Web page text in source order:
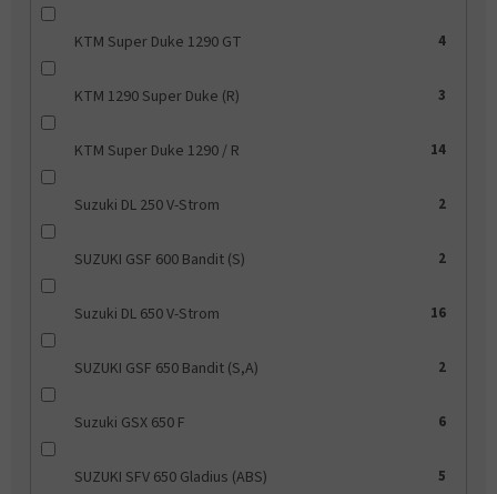
KTM Super Duke 1290 GT 4
KTM 1290 Super Duke (R) 3
KTM Super Duke 1290 / R 14
Suzuki DL 250 V-Strom 2
SUZUKI GSF 600 Bandit (S) 2
Suzuki DL 650 V-Strom 16
SUZUKI GSF 650 Bandit (S,A) 2
Suzuki GSX 650 F 6
SUZUKI SFV 650 Gladius (ABS) 5